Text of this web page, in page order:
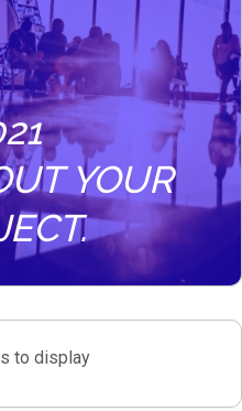
YOUR
to display